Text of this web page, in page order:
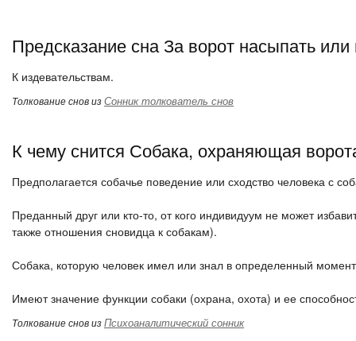
Предсказание сна За ворот насыпать или
К издевательствам.
Толкование снов изСонник толкователь снов
К чему снится Собака, охраняющая
Предполагается собачье поведение или сходство человека с
Преданный друг или кто-то, от кого индивидуум не может
также отношения сновидца к собакам).
Собака, которую человек имел или знал в определенный
Имеют значение функции собаки (охрана, охота) и ее
Толкование снов изПсихоаналитический сонник